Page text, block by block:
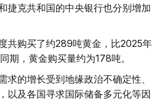
捷克共和国的中央银行也分别增加
共购买了约289吨黄金，比2025年
期，黄金购买量约为178吨。
求的增长受到地缘政治不确定性、
以及各国寻求国际储备多元化等因